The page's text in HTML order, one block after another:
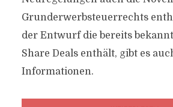
Grunderwerbsteuerrechts
der Entwurf die bereits
Share Deals enthält, gibt es
Informationen.